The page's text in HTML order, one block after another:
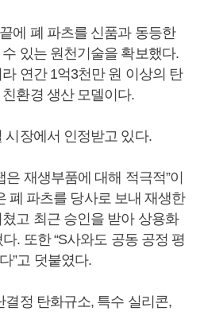
에 폐 파츠를 신품과 동등한
있는 원천기술을 확보했다.
연간 1억3천만 원 이상의 탄
환경 생산 모델이다.
시장에서 인정받고 있다.
은 재생부품에 대해 적극적”이
폐 파츠를 당사로 보내 재생한
고 최근 승인을 받아 상용화
. 또한 “S사와도 공동 공정 평
”고 덧붙였다.
결정 탄화규소, 특수 실리콘,